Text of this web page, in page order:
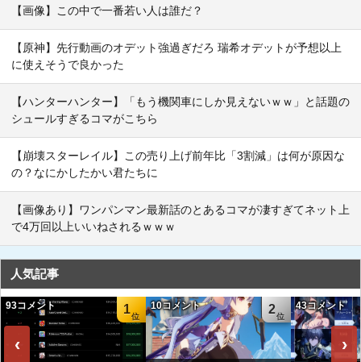
【画像】この中で一番若い人は誰だ？
【原神】先行動画のオデット強過ぎだろ 瑞希オデットが予想以上
に使えそうで良かった
【ハンターハンター】「もう機関車にしか見えないｗｗ」と話題の
シュールすぎるコマがこちら
【崩壊スターレイル】この売り上げ前年比「3割減」は何が原因な
の？なにかしたかい君たちに
【画像あり】ワンパンマン最新話のとあるコマが凄すぎてネット上
で4万回以上いいねされるｗｗｗ
人気記事
‹
1
93コメント 2
10コメント 43コメント
›